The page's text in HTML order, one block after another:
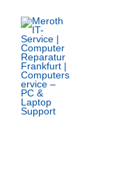
Inhalt
springen